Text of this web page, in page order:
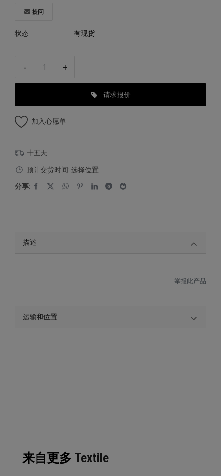
提问
状态 有现货
- +
请求报价
加入心愿单
十五天
预计交货时间: 选择位置
分享:
描述
举报此产品
运输和位置
来自更多 Textile